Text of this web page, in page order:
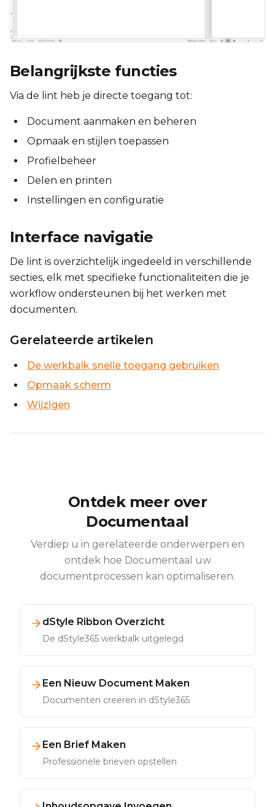
Belangrijkste functies
Via de lint heb je directe toegang tot:
Document aanmaken en beheren
Opmaak en stijlen toepassen
Profielbeheer
Delen en printen
Instellingen en configuratie
Interface navigatie
De lint is overzichtelijk ingedeeld in verschillende
secties, elk met specifieke functionaliteiten die je
workflow ondersteunen bij het werken met
documenten.
Gerelateerde artikelen
De werkbalk snelle toegang gebruiken
Opmaak scherm
Wijzigen
Ontdek meer over
Documentaal
Verdiep u in gerelateerde onderwerpen en
ontdek hoe Documentaal uw
documentprocessen kan optimaliseren.
dStyle Ribbon Overzicht
De dStyle365 werkbalk uitgelegd
Een Nieuw Document Maken
Documenten creëren in dStyle365
Een Brief Maken
Professionele brieven opstellen